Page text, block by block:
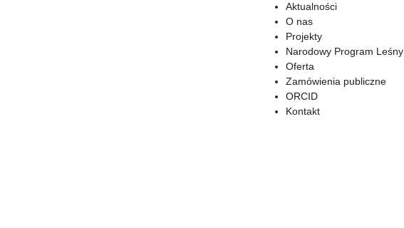
Aktualności
O nas
Projekty
Narodowy Program Leśny
Oferta
Zamówienia publiczne
ORCID
Kontakt